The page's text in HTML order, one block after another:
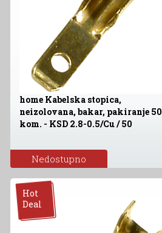
home Kabelska stopica,
neizolovana, bakar, pakiranje 50
kom. - KSD 2.8-0.5/Cu / 50
Nedostupno
Hot
Deal